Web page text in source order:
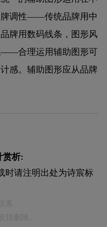
牌调性——传统品牌用中
牌用数码线条，图形风
——合理运用辅助图形可
感。辅助图形应从品牌
赏析:
时请注明出处为诗宸标